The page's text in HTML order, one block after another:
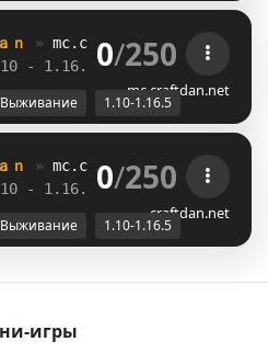
ｎ » mc.craftdan.net //
- 1.16.5 //
0/250
mc.craftdan.net
Выживание 1.10-1.16.5
ｎ » mc.craftdan.net //
- 1.16.5 //
0/250
craftdan.net
Выживание 1.10-1.16.5
игры